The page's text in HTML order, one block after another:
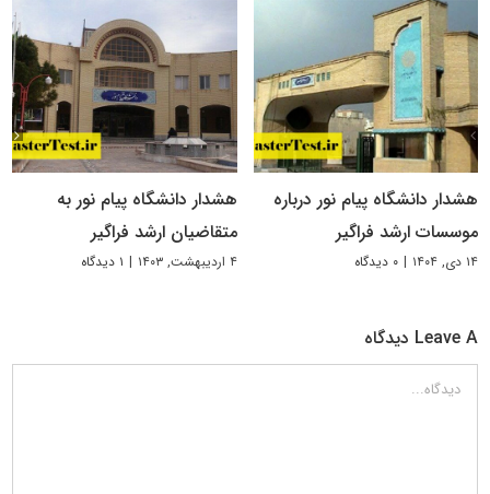
هشدار دانشگاه پیام نور درباره
موسسات ارشد فراگیر
۱۴ دی, ۱۴۰۴ | ۰ دیدگاه
هشدار دانشگاه پیام نور به
متقاضیان ارشد فراگیر
۴ اردیبهشت, ۱۴۰۳ | ۱ دیدگاه
Leave A دیدگاه
دیدگاه